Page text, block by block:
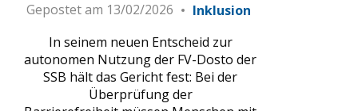
Gepostet am 13/02/2026
Inklusion
In seinem neuen Entscheid zur
autonomen Nutzung der FV-Dosto der
SSB hält das Gericht fest: Bei der
Überprüfung der